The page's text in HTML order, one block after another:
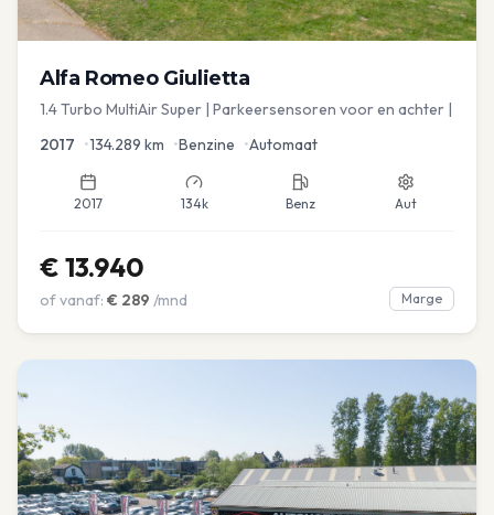
Alfa Romeo Giulietta
1.4 Turbo MultiAir Super | Parkeersensoren voor en achter |
2017 •134.289 km •Benzine •Automaat
2017 134k Benz Aut
€ 13.940
of vanaf: € 289 /mnd Marge